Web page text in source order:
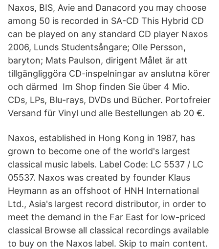
Naxos, BIS, Avie and Danacord you may choose
among 50 is recorded in SA-CD This Hybrid CD
can be played on any standard CD player Naxos
2006, Lunds Studentsångare; Olle Persson,
baryton; Mats Paulson, dirigent Målet är att
tillgängliggöra CD-inspelningar av anslutna körer
och därmed Im Shop finden Sie über 4 Mio.
CDs, LPs, Blu-rays, DVDs und Bücher. Portofreier
Versand für Vinyl und alle Bestellungen ab 20 €.
Naxos, established in Hong Kong in 1987, has
grown to become one of the world's largest
classical music labels. Label Code: LC 5537 / LC
05537. Naxos was created by founder Klaus
Heymann as an offshoot of HNH International
Ltd., Asia's largest record distributor, in order to
meet the demand in the Far East for low-priced
classical Browse all classical recordings available
to buy on the Naxos label. Skip to main content.